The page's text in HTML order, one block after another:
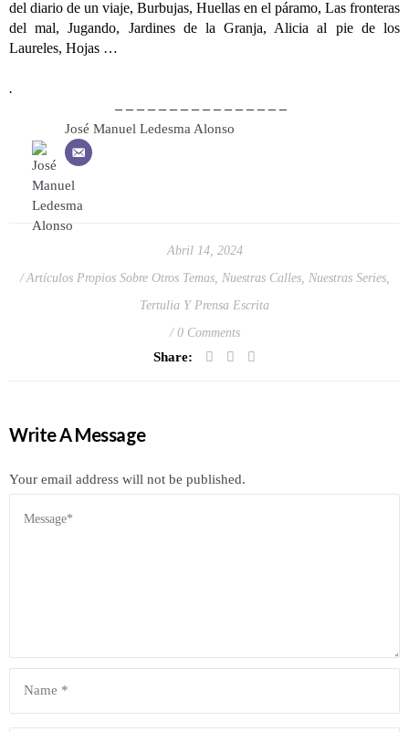
del diario de un viaje, Burbujas, Huellas en el páramo, Las fronteras
del mal, Jugando, Jardines de la Granja, Alicia al pie de los
Laureles, Hojas …
.
– – – – – – – – – – – – – – – –
José Manuel Ledesma Alonso
Abril 14, 2024
Artículos Propios Sobre Otros Temas, Nuestras Calles, Nuestras Series,
Tertulia Y Prensa Escrita
0 Comments
Share:
Write A Message
Your email address will not be published.